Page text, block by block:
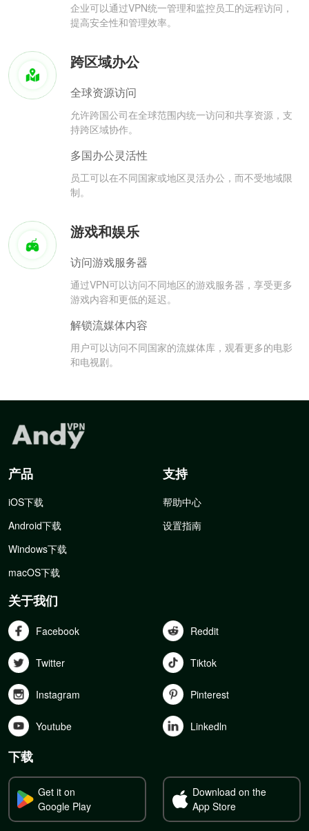
企业可以通过VPN统一管理和监控员工的远程访问，
提高安全性和管理效率。
跨区域办公
全球资源访问
允许跨国公司在全球范围内统一访问和共享资源，支
持跨区域协作。
多国办公灵活性
员工可以在不同国家或地区灵活办公，而不受地域限
制。
游戏和娱乐
访问游戏服务器
通过VPN可以访问不同地区的游戏服务器，享受更多
游戏内容和更低的延迟。
解锁流媒体内容
用户可以访问不同国家的流媒体库，观看更多的电影
和电视剧。
产品
iOS下载
Android下载
Windows下载
macOS下载
支持
帮助中心
设置指南
关于我们
Facebook Reddit
Twitter Tiktok
Instagram Pinterest
Youtube Linkedln
下载
Get it on
Google Play
Download on the
App Store